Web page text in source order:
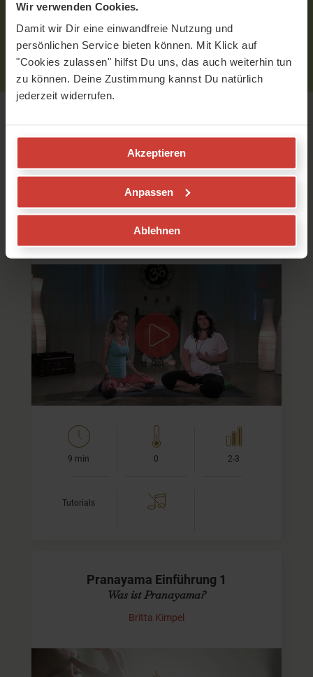
Wir verwenden Cookies.
Damit wir Dir eine einwandfreie Nutzung und
persönlichen Service bieten können. Mit Klick auf
"Cookies zulassen" hilfst Du uns, das auch weiterhin tun
zu können. Deine Zustimmung kannst Du natürlich
jederzeit widerrufen.
Akzeptieren
Anpassen
Ablehnen
Empfohlene Videos
Pranayama Atmung vs. Normale
Pranayama Grundlagen
In diesem Video erfährst Du das Wichtigste über den
yogischen Atem, was das Besondere an der Pranayama-
Atmung ist und wie sie funktioniert.
Liebe Grüße,
Britta
…
9 min
0 2-3
Tutorials
Pranayama Einführung 1
Was ist Pranayama?
Britta Kimpel